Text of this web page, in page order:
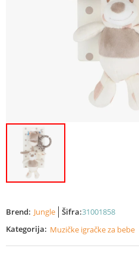
Brend: Jungle Šifra:31001858
Kategorija: Muzičke igračke za bebe